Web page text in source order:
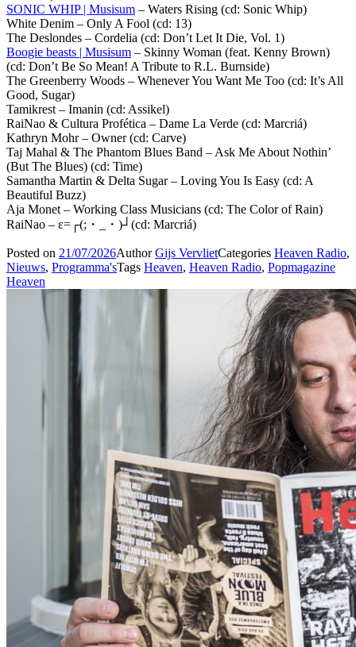
SONIC WHIP | Musisum – Waters Rising (cd: Sonic Whip)
White Denim – Only A Fool (cd: 13)
The Deslondes – Cordelia (cd: Don’t Let It Die, Vol. 1)
Boogie beasts | Musisum – Skinny Woman (feat. Kenny Brown)
(cd: Don’t Be So Mean! A Tribute to R.L. Burnside)
The Greenberry Woods – Whenever You Want Me Too (cd: It’s All
Good, Sugar)
Tamikrest – Imanin (cd: Assikel)
RaiNao & Cultura Profética – Dame La Verde (cd: Marcriá)
Kathryn Mohr – Owner (cd: Carve)
Taj Mahal & The Phantom Blues Band – Ask Me About Nothin’
(But The Blues) (cd: Time)
Samantha Martin & Delta Sugar – Loving You Is Easy (cd: A
Beautiful Buzz)
Aja Monet – Working Class Musicians (cd: The Color of Rain)
RaiNao – ε=┌(;・_・)┘(cd: Marcriá)
Posted on 21/07/2026AuthorGijs VervlietCategories Heaven Radio,
Nieuws, Programma'sTags Heaven, Heaven Radio, Popmagazine
Heaven